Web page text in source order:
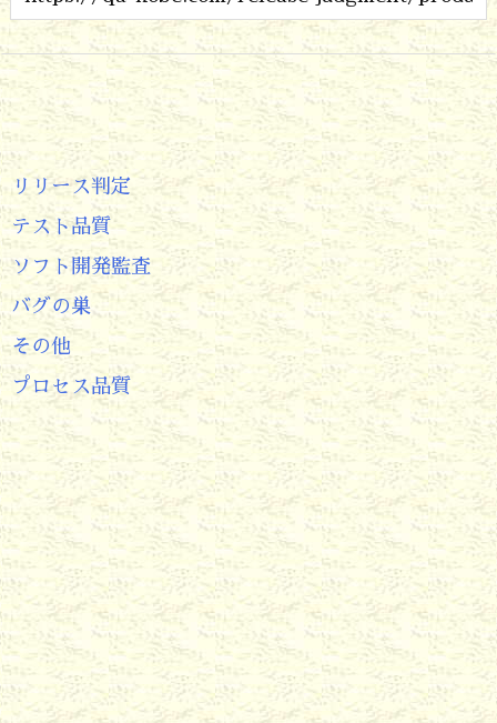
リリース判定
テスト品質
ソフト開発監査
バグの巣
その他
プロセス品質